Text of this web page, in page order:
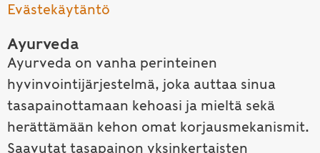
Evästekäytäntö
Ayurveda
Ayurveda on vanha perinteinen
hyvinvointijärjestelmä, joka auttaa sinua
tasapainottamaan kehoasi ja mieltä sekä
herättämään kehon omat korjausmekanismit.
Saavutat tasapainon yksinkertaisten